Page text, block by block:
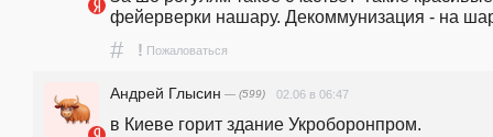
фейерверки нашару. Декоммунизация - на
# ! Пожаловаться
Андрей Глысин — (599) 02.06 в 06:47
в Киеве горит здание Укроборонпром.